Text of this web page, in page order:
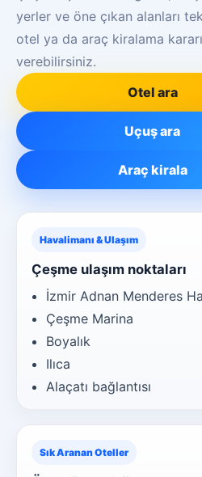
yerler ve öne çıkan alanları
otel ya da araç kiralama
verebilirsiniz.
Otel ara
Uçuş ara
Araç kirala
Havalimanı & Ulaşım
Çeşme ulaşım noktaları
İzmir Adnan Menderes
Çeşme Marina
Boyalık
Ilıca
Alaçatı bağlantısı
Sık Aranan Oteller